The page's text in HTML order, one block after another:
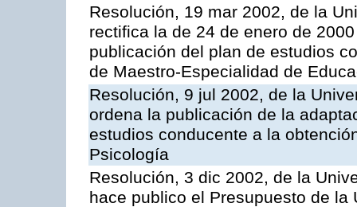
Resolución, 19 mar 2002, de la
rectifica la de 24 de enero de
publicación del plan de estudios
de Maestro-Especialidad de
Resolución, 9 jul 2002, de la
ordena la publicación de la
estudios conducente a la
Psicología
Resolución, 3 dic 2002, de la
hace publico el Presupuesto de